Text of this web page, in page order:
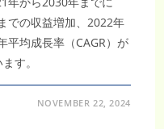
での収益増加、2022年
平均成長率（CAGR）が
す。
NOVEMBER 22, 2024